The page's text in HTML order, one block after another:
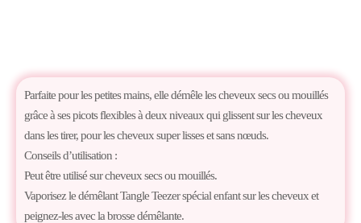
Parfaite pour les petites mains, elle démêle les cheveux secs ou mouillés
grâce à ses picots flexibles à deux niveaux qui glissent sur les cheveux
dans les tirer, pour les cheveux super lisses et sans nœuds.
Conseils d’utilisation :
Peut être utilisé sur cheveux secs ou mouillés.
Vaporisez le démêlant Tangle Teezer spécial enfant sur les cheveux et
peignez-les avec la brosse démêlante.